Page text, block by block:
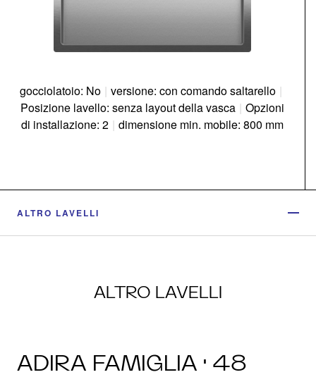
gocciolatoio: No | versione: con comando saltarello |
Posizione lavello: senza layout della vasca | Opzioni
di installazione: 2 | dimensione min. mobile: 800 mm
ALTRO LAVELLI
ALTRO LAVELLI
ADIRA FAMIGLIA · 48